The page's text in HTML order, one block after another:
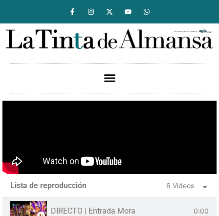
Lista de reproducción 6 Vídeos
DIRECTO | Entrada Mora 0:00